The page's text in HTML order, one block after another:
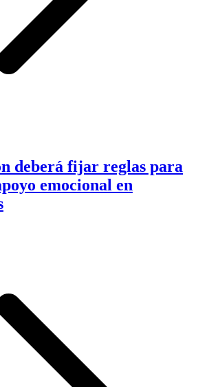
deberá fijar reglas para
emocional en